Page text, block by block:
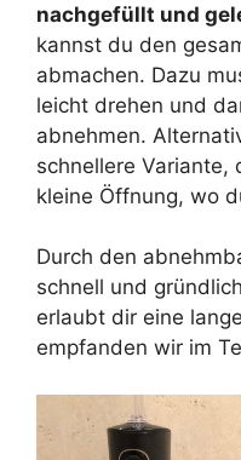
nachgefüllt und
kannst du den
abmachen. Dazu
leicht drehen und
abnehmen.
schnellere Variante,
kleine Öffnung, wo
Durch den
schnell und
erlaubt dir eine
empfanden wir im